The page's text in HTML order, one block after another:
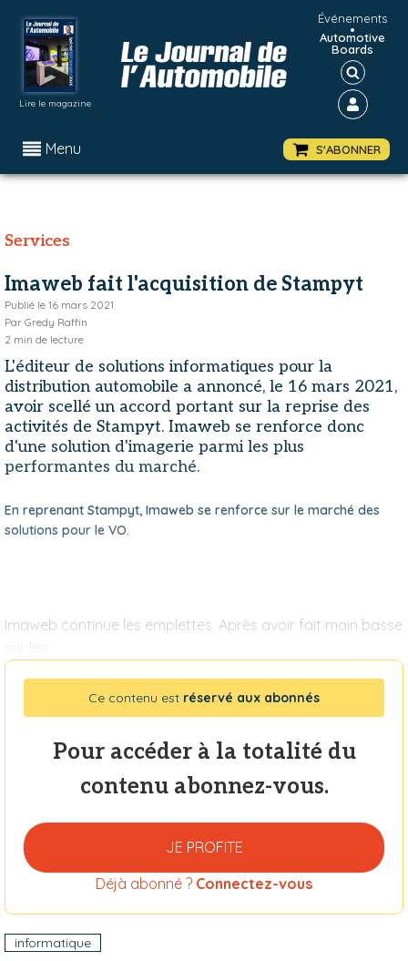
Lire le magazine
Événements
•
Automotive
Boards
Menu S'ABONNER
Services
Imaweb fait l'acquisition de Stampyt
Publié le 16 mars 2021
Par Gredy Raffin
2 min de lecture
L'éditeur de solutions informatiques pour la
distribution automobile a annoncé, le 16 mars 2021,
avoir scellé un accord portant sur la reprise des
activités de Stampyt. Imaweb se renforce donc
d'une solution d'imagerie parmi les plus
performantes du marché.
En reprenant Stampyt, Imaweb se renforce sur le marché des
solutions pour le VO.
Imaweb continue les emplettes. Après avoir fait main basse
Ce contenu est réservé aux abonnés
Pour accéder à la totalité du
contenu abonnez-vous.
JE PROFITE
Déjà abonné ? Connectez-vous
informatique